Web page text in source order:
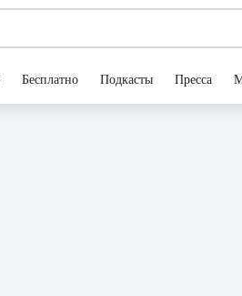
Бесплатно Подкасты Пресса